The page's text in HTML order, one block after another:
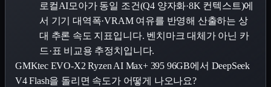
로컬AI모아가 동일 조건(Q4 양자화·8K 컨텍스트)에
서 기기 대역폭·VRAM 여유를 반영해 산출하는 상
대 추론 속도 지표입니다. 벤치마크 대체가 아닌 카
드·표 비교용 추정치입니다.
GMKtec EVO-X2 Ryzen AI Max+ 395 96GB에서 DeepSeek
V4 Flash을 돌리면 속도가 어떻게 나오나요?